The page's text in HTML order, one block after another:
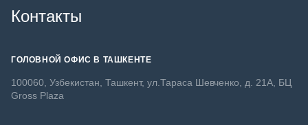
Контакты
ГОЛОВНОЙ ОФИС В ТАШКЕНТЕ
100060, Узбекистан, Ташкент, ул.Тараса Шевченко, д. 21А, БЦ
Gross Plaza